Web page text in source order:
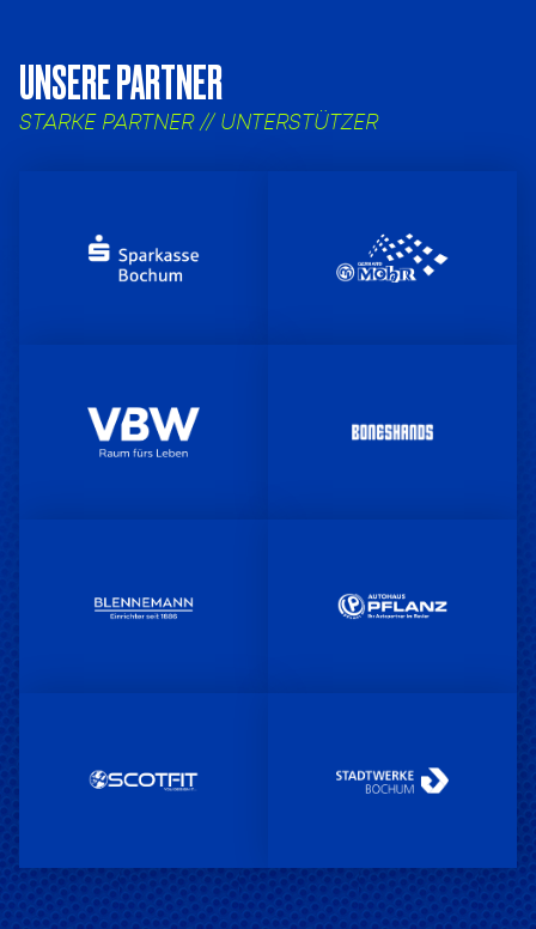
UNSERE PARTNER
STARKE PARTNER // UNTERSTÜTZER